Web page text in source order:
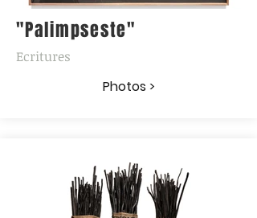
"Palimpseste"
Ecritures
Photos >